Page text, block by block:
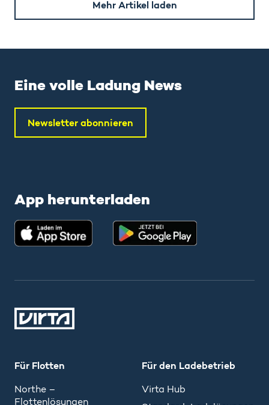
Mehr Artikel laden
Eine volle Ladung News
Newsletter abonnieren
App herunterladen
Für Flotten
Northe –
Flottenlösungen
Für den Ladebetrieb
Virta Hub